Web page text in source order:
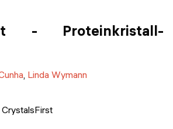
- Proteinkristall-
Linda Wymann